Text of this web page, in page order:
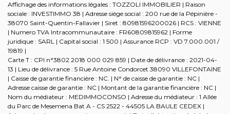
Affichage des informations légales : TOZZOLI IMMOBILIER | Raison
sociale : INVESTIMMO 38 | Adresse siège social : 200 rue de la Pépinière -
38070 Saint-Quentin-Fallavier | Siret : 80981596200026 | RCS : VIENNE
| Numero TVA Intracommunautaire : FR60809815962 | Forme
juridique : SARL | Capital social : 1 500 | Assurance RCP : VD 7.000.001 /
19819 |
Carte T : CPI n°3802 2018 000 029 859 | Date de délivrance : 2021-04-
13 | Lieu de délivrance : 5 Rue Antoine Condorcet 38090 VILLEFONTAINE
| Caisse de garantie financière : NC. | N° de caisse de garantie : NC |
Adresse caisse de garantie : NC | Montant de la garantie financière : NC |
Nom du médiateur : MEDIMMOCONSO | Adresse du médiateur : 1 Allée
du Parc de Mesemena Bat A - CS 2522 - 44505 LA BAULE CEDEX |